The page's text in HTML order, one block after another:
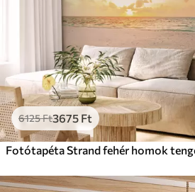
6125Ft3675 Ft